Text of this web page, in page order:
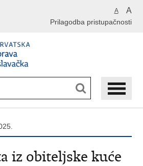
A A
Prilagodba pristupačnosti
iz obiteljske kuće